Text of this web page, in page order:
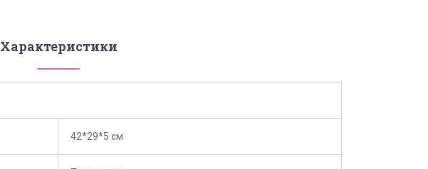
Характеристики
42*29*5 см